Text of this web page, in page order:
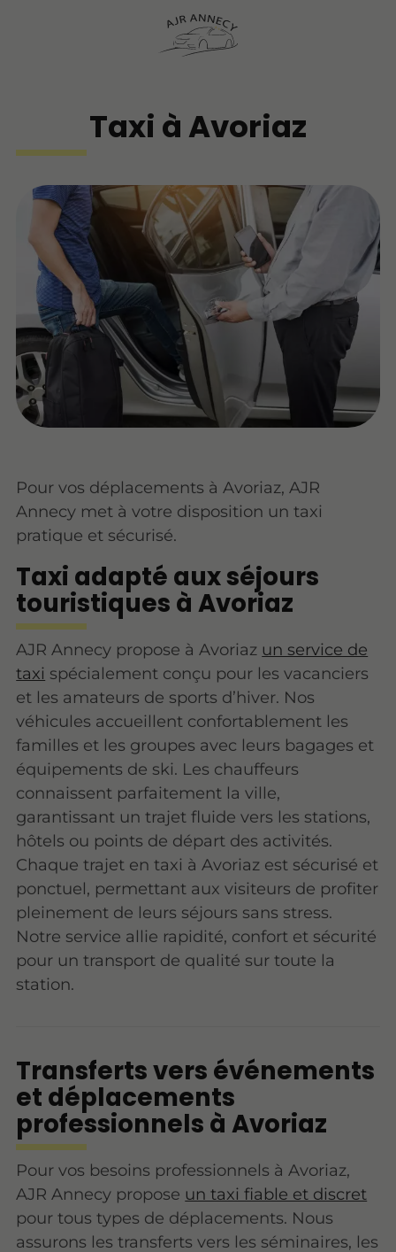
Taxi à Avoriaz
Pour vos déplacements à Avoriaz, AJR
Annecy met à votre disposition un taxi
pratique et sécurisé.
Taxi adapté aux séjours
touristiques à Avoriaz
AJR Annecy propose à Avoriaz un service de
taxi spécialement conçu pour les vacanciers
et les amateurs de sports d’hiver. Nos
véhicules accueillent confortablement les
familles et les groupes avec leurs bagages et
équipements de ski. Les chauffeurs
connaissent parfaitement la ville,
garantissant un trajet fluide vers les stations,
hôtels ou points de départ des activités.
Chaque trajet en taxi à Avoriaz est sécurisé et
ponctuel, permettant aux visiteurs de profiter
pleinement de leurs séjours sans stress.
Notre service allie rapidité, confort et sécurité
pour un transport de qualité sur toute la
station.
Transferts vers événements
et déplacements
professionnels à Avoriaz
Pour vos besoins professionnels à Avoriaz,
AJR Annecy propose un taxi fiable et discret
pour tous types de déplacements. Nous
assurons les transferts vers les séminaires, les